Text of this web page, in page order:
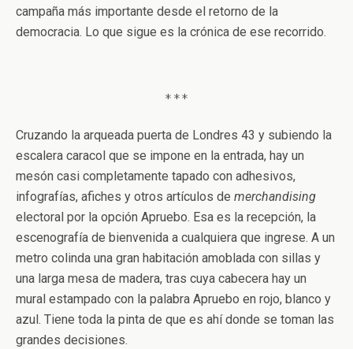
campaña más importante desde el retorno de la
democracia. Lo que sigue es la crónica de ese recorrido.
***
Cruzando la arqueada puerta de Londres 43 y subiendo la
escalera caracol que se impone en la entrada, hay un
mesón casi completamente tapado con adhesivos,
infografías, afiches y otros artículos de merchandising
electoral por la opción Apruebo. Esa es la recepción, la
escenografía de bienvenida a cualquiera que ingrese. A un
metro colinda una gran habitación amoblada con sillas y
una larga mesa de madera, tras cuya cabecera hay un
mural estampado con la palabra Apruebo en rojo, blanco y
azul. Tiene toda la pinta de que es ahí donde se toman las
grandes decisiones.